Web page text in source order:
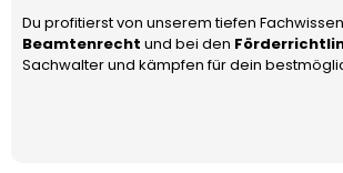
Du profitierst von unserem tiefen
Beamtenrecht und bei den
Sachwalter und kämpfen für dein